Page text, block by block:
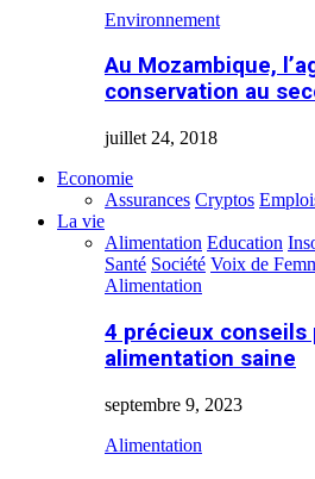
Environnement
Au Mozambique,
conservation au
juillet 24, 2018
Economie
Assurances Cryptos
La vie
Alimentation Education
Santé Société Voix de
Alimentation
4 précieux conseils
alimentation saine
septembre 9, 2023
Alimentation